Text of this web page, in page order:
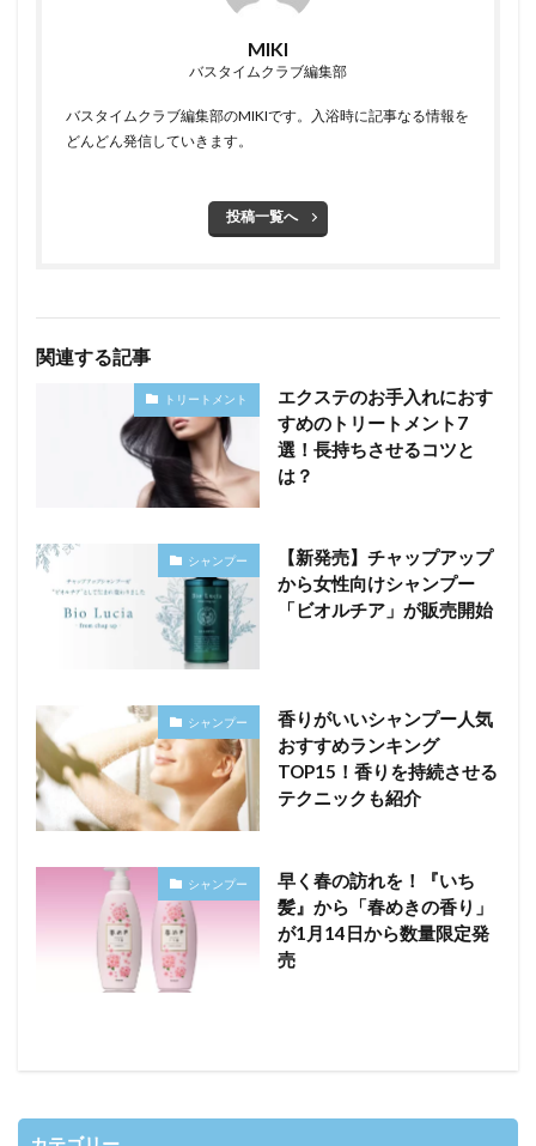
MIKI
バスタイムクラブ編集部
バスタイムクラブ編集部のMIKIです。入浴時に記事なる情報を
どんどん発信していきます。
投稿一覧へ
関連する記事
トリートメント
エクステのお手入れにおす
すめのトリートメント7
選！長持ちさせるコツと
は？
シャンプー
【新発売】チャップアップ
から女性向けシャンプー
「ビオルチア」が販売開始
シャンプー
香りがいいシャンプー人気
おすすめランキング
TOP15！香りを持続させる
テクニックも紹介
シャンプー
早く春の訪れを！『いち
髪』から「春めきの香り」
が1月14日から数量限定発
売